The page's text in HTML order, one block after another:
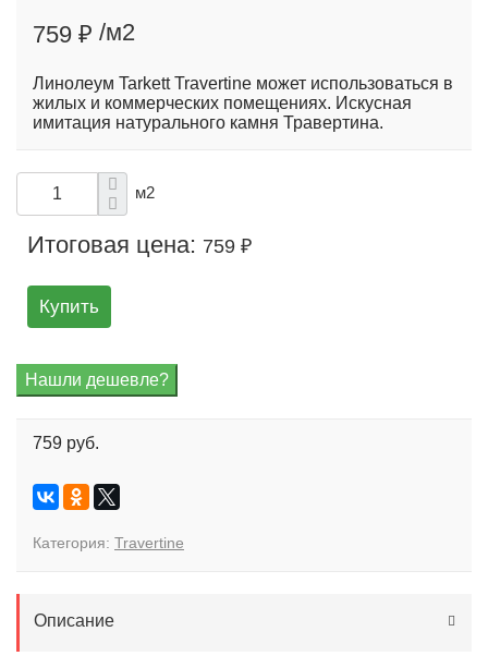
759 ₽ /м2
Линолеум Tarkett Travertine может использоваться в
жилых и коммерческих помещениях. Искусная
имитация натурального камня Травертина.
м2
Итоговая цена: 759 ₽
Купить
759 руб.
Категория: Travertine
Описание